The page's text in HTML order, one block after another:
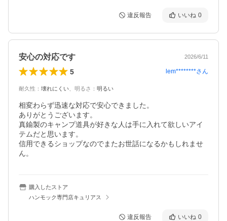
違反報告 いいね 0
安心の対応です 2026/6/11
5 lem********さん
耐久性 ： 壊れにくい 明るさ ： 明るい
相変わらず迅速な対応で安心できました。
ありがとうございます。
真鍮製のキャンプ道具が好きな人は手に入れて欲しいアイ
テムだと思います。
信用できるショップなのでまたお世話になるかもしれませ
ん。
購入したストア
ハンモック専門店キュリアス
違反報告 いいね 0